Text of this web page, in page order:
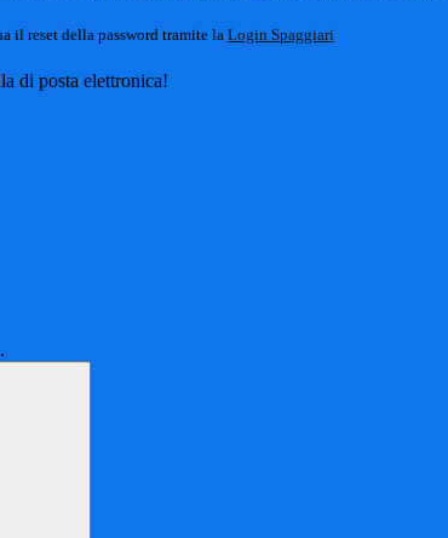
il reset della password tramite la Login Spaggiari
di posta elettronica!